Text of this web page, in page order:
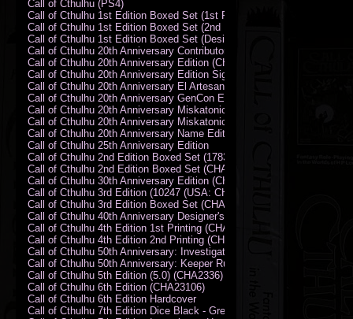
Call of Cthulhu (PS4)
Call of Cthulhu 1st Edition Boxed Set (1st Printing) (CHA2009-X)
Call of Cthulhu 1st Edition Boxed Set (2nd Printing) (CHA2009-X)
Call of Cthulhu 1st Edition Boxed Set (Designer's Edition)
Call of Cthulhu 20th Anniversary Contributor Edition
Call of Cthulhu 20th Anniversary Edition (CHA2399)
Call of Cthulhu 20th Anniversary Edition Signed by Sandy Petersen
Call of Cthulhu 20th Anniversary El Artesano del Rey Edition
Call of Cthulhu 20th Anniversary GenCon Edition
Call of Cthulhu 20th Anniversary Miskatonic University Library Edition
Call of Cthulhu 20th Anniversary Miskatonic University Library Edition
Call of Cthulhu 20th Anniversary Name Edition
Call of Cthulhu 25th Anniversary Edition
Call of Cthulhu 2nd Edition Boxed Set (178301)
Call of Cthulhu 2nd Edition Boxed Set (CHA2301-X)
Call of Cthulhu 30th Anniversary Edition (CHA23126)
Call of Cthulhu 3rd Edition (10247 (USA: CHA2317-H))
Call of Cthulhu 3rd Edition Boxed Set (CHA2301-X)
Call of Cthulhu 40th Anniversary Designer's Edition 2009-DX
Call of Cthulhu 4th Edition 1st Printing (CHA2324)
Call of Cthulhu 4th Edition 2nd Printing (CHA2324)
Call of Cthulhu 50th Anniversary: Investigator Handbook (PDF)
Call of Cthulhu 50th Anniversary: Keeper Rulebook (PDF)
Call of Cthulhu 5th Edition (5.0) (CHA2336)
Call of Cthulhu 6th Edition (CHA23106)
Call of Cthulhu 6th Edition Hardcover
Call of Cthulhu 7th Edition Dice Black - Green